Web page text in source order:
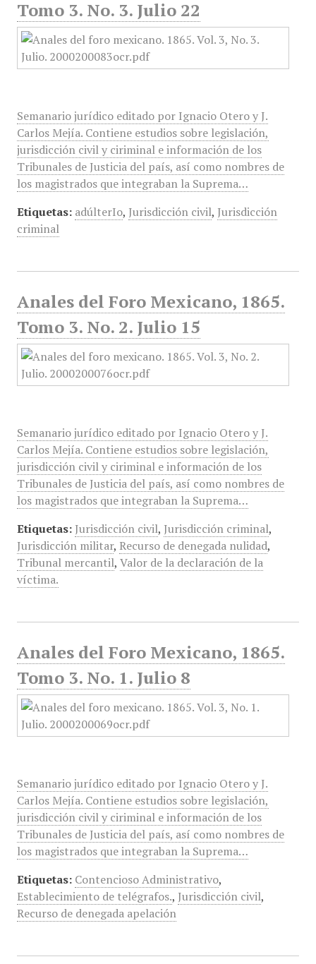
Tomo 3. No. 3. Julio 22
Semanario jurídico editado por Ignacio Otero y J.
Carlos Mejía. Contiene estudios sobre legislación,
jurisdicción civil y ciriminal e información de los
Tribunales de Justicia del país, así como nombres de
los magistrados que integraban la Suprema…
Etiquetas: adúlterIo, Jurisdicción civil, Jurisdicción
criminal
Anales del Foro Mexicano, 1865.
Tomo 3. No. 2. Julio 15
Semanario jurídico editado por Ignacio Otero y J.
Carlos Mejía. Contiene estudios sobre legislación,
jurisdicción civil y ciriminal e información de los
Tribunales de Justicia del país, así como nombres de
los magistrados que integraban la Suprema…
Etiquetas: Jurisdicción civil, Jurisdicción criminal,
Jurisdicción militar, Recurso de denegada nulidad,
Tribunal mercantil, Valor de la declaración de la
víctima.
Anales del Foro Mexicano, 1865.
Tomo 3. No. 1. Julio 8
Semanario jurídico editado por Ignacio Otero y J.
Carlos Mejía. Contiene estudios sobre legislación,
jurisdicción civil y ciriminal e información de los
Tribunales de Justicia del país, así como nombres de
los magistrados que integraban la Suprema…
Etiquetas: Contencioso Administrativo,
Establecimiento de telégrafos., Jurisdicción civil,
Recurso de denegada apelación